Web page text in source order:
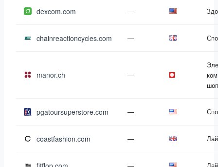
dexcom.com —
chainreactioncycles.com —
manor.ch —
pgatoursuperstore.com —
coastfashion.com —